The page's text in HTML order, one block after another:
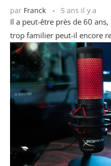
par Franck 5 ans il y a
Il a peut-être près de 60
trop familier peut-il encore